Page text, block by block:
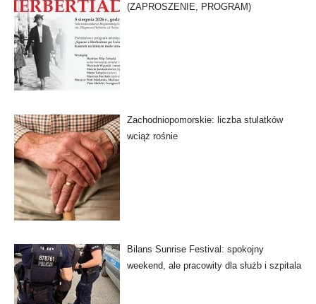
(ZAPROSZENIE, PROGRAM)
Zachodniopomorskie: liczba stulatków
wciąż rośnie
Bilans Sunrise Festival: spokojny
weekend, ale pracowity dla służb i szpitala